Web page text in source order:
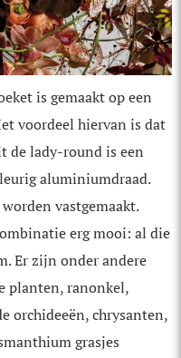
is gemaakt op een
voordeel hiervan is dat
de lady-round is een
aluminiumdraad.
vastgemaakt.
erg mooi: al die
Er zijn onder andere
planten, ranonkel,
orchideeën, chrysanten,
grasjes